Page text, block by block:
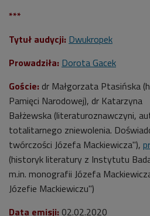
***
Tytuł audycji: Dwukropek
Prowadziła: Dorota Gacek
Goście: dr Małgorzata Ptasińska (
Pamięci Narodowej), dr Katarzyna
Bałżewska (literaturoznawczyni,
totalitarnego zniewolenia.
twórczości Józefa Mackiewicza"),
(historyk literatury z Instytutu
m.in. monografii Józefa
Józefie Mackiewiczu")
Data emisji: 02.02.2020